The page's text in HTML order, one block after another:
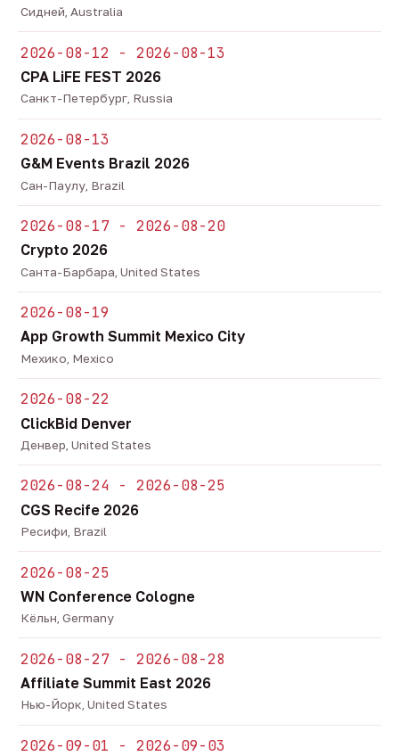
Сидней, Australia
2026-08-12 - 2026-08-13
CPA LiFE FEST 2026
Санкт-Петербург, Russia
2026-08-13
G&M Events Brazil 2026
Сан-Паулу, Brazil
2026-08-17 - 2026-08-20
Crypto 2026
Санта-Барбара, United States
2026-08-19
App Growth Summit Mexico City
Мехико, Mexico
2026-08-22
ClickBid Denver
Денвер, United States
2026-08-24 - 2026-08-25
CGS Recife 2026
Ресифи, Brazil
2026-08-25
WN Conference Cologne
Кёльн, Germany
2026-08-27 - 2026-08-28
Affiliate Summit East 2026
Нью-Йорк, United States
2026-09-01 - 2026-09-03